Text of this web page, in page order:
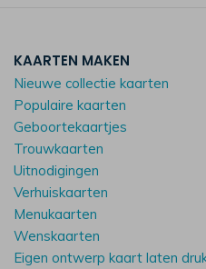
KAARTEN MAKEN
Nieuwe collectie kaarten
Populaire kaarten
Geboortekaartjes
Trouwkaarten
Uitnodigingen
Verhuiskaarten
Menukaarten
Wenskaarten
Eigen ontwerp kaart laten